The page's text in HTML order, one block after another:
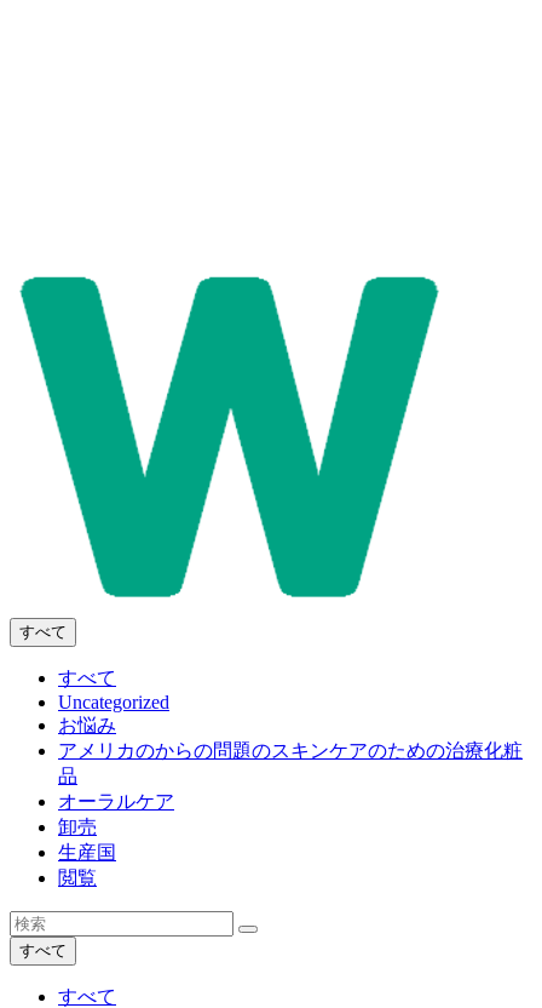
すべて
すべて
Uncategorized
お悩み
アメリカのからの問題のスキンケアのための治療化粧
品
オーラルケア
卸売
生産国
閲覧
すべて
すべて